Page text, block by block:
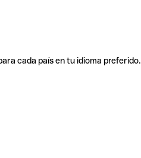
cada país en tu idioma preferido.